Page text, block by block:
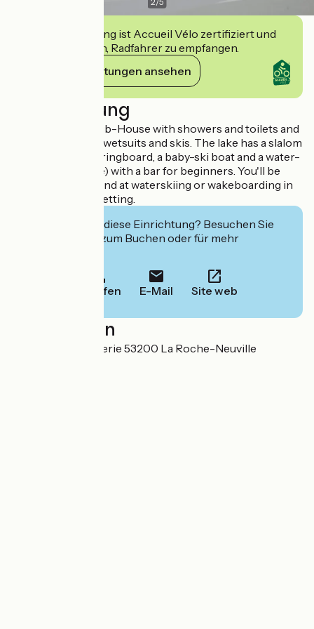
Diese Einrichtung ist Accueil Vélo zertifiziert und
verpflichtet sich, Radfahrer zu empfangen.
Ihre Verpflichtungen ansehen
Beschreibung
The club has a Club-House with showers and toilets and
a storage area for wetsuits and skis. The lake has a slalom
with 6 buoys, a springboard, a baby-ski boat and a water-
ski boat (Nautique) with a bar for beginners. You'll be
able to try your hand at waterskiing or wakeboarding in
an ideal outdoor setting.
Interessiert Sie diese Einrichtung? Besuchen Sie
deren Website zum Buchen oder für mehr
Anrufen E-Mail Site web
Localisation
Lieu-dit La Pescherie 53200 La Roche-Neuville